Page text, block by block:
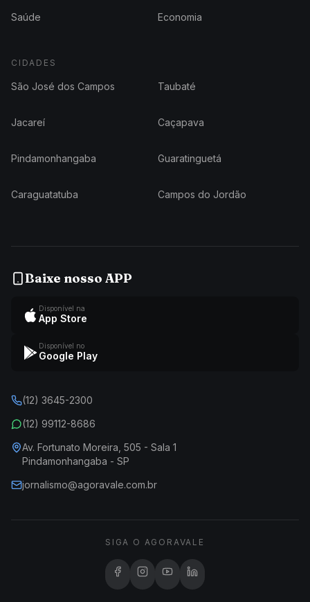
Saúde Economia
CIDADES
São José dos Campos Taubaté
Jacareí Caçapava
Pindamonhangaba Guaratinguetá
Caraguatatuba Campos do Jordão
Baixe nosso APP
Disponível na
App Store
Disponível no
Google Play
(12) 3645-2300
(12) 99112-8686
Av. Fortunato Moreira, 505 - Sala 1
Pindamonhangaba - SP
jornalismo@agoravale.com.br
SIGA O AGORAVALE